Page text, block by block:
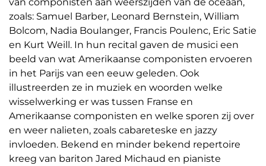
zoals: Samuel Barber, Leonard Bernstein, William
Bolcom, Nadia Boulanger, Francis Poulenc, Eric Satie
en Kurt Weill. In hun recital gaven de musici een
beeld van wat Amerikaanse componisten ervoeren
in het Parijs van een eeuw geleden. Ook
illustreerden ze in muziek en woorden welke
wisselwerking er was tussen Franse en
Amerikaanse componisten en welke sporen zij over
en weer nalieten, zoals cabareteske en jazzy
invloeden. Bekend en minder bekend repertoire
kreeg van bariton Jared Michaud en pianiste